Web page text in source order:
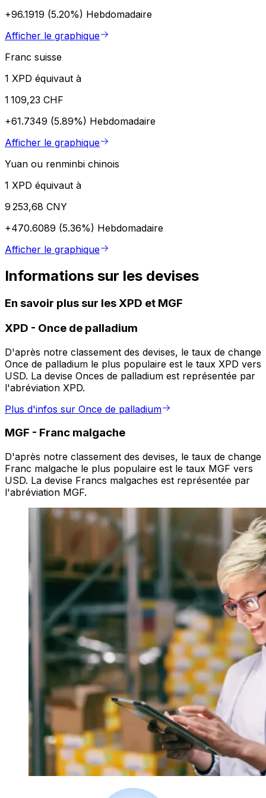
+96.1919 (5.20%) Hebdomadaire
Afficher le graphique
Franc suisse
1 XPD équivaut à
1 109,23 CHF
+61.7349 (5.89%) Hebdomadaire
Afficher le graphique
Yuan ou renminbi chinois
1 XPD équivaut à
9 253,68 CNY
+470.6089 (5.36%) Hebdomadaire
Afficher le graphique
Informations sur les devises
En savoir plus sur les XPD et MGF
XPD - Once de palladium
D'après notre classement des devises, le taux de change
Once de palladium le plus populaire est le taux XPD vers
USD. La devise Onces de palladium est représentée par
l'abréviation XPD.
Plus d'infos sur Once de palladium
MGF - Franc malgache
D'après notre classement des devises, le taux de change
Franc malgache le plus populaire est le taux MGF vers
USD. La devise Francs malgaches est représentée par
l'abréviation MGF.